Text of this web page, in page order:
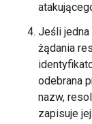
Jeśli
żądania
odebrana
nazw,
zapisuje